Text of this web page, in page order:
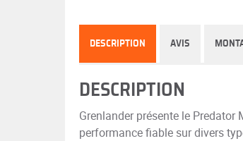
DESCRIPTION AVIS
DESCRIPTION
Grenlander présente le
performance fiable sur divers